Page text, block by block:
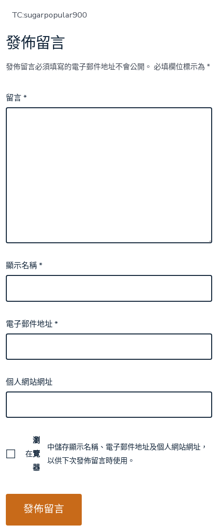
TC:sugarpopular900
發佈留言
發佈留言必須填寫的電子郵件地址不會公開。 必填欄位標示為*
留言*
顯示名稱*
電子郵件地址*
個人網站網址
在
瀏
覽
器
中儲存顯示名稱、電子郵件地址及個人網站網址，
以供下次發佈留言時使用。